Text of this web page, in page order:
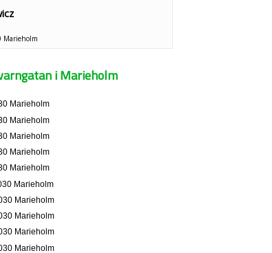
Marieholm
Marieholm
Marieholm
i Marieholm
Marieholm
Marieholm
Marieholm
Marieholm
Marieholm
Marieholm
Marieholm
Marieholm
Marieholm
Marieholm